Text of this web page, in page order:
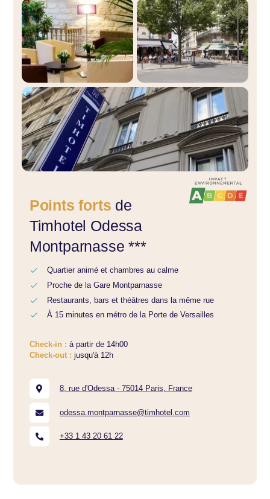
Points forts de
Timhotel Odessa
Montparnasse ***
Quartier animé et chambres au calme
Proche de la Gare Montparnasse
Restaurants, bars et théâtres dans la même rue
À 15 minutes en métro de la Porte de Versailles
Check-in : à partir de 14h00
Check-out : jusqu'à 12h
8, rue d'Odessa - 75014 Paris, France
odessa.montparnasse@timhotel.com
+33 1 43 20 61 22